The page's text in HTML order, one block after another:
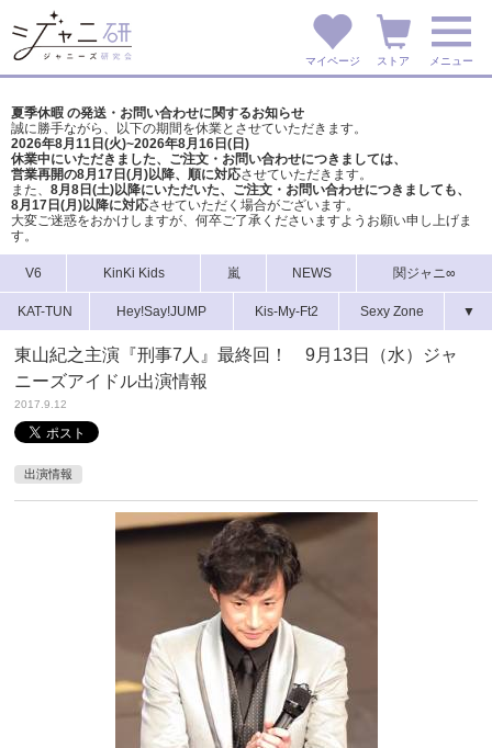
マイページ ストア メニュー
夏季休暇 の発送・お問い合わせに関するお知らせ
誠に勝手ながら、以下の期間を休業とさせていただきます。
2026年8月11日(火)~2026年8月16日(日)
休業中にいただきました、ご注文・お問い合わせにつきましては、
営業再開の8月17日(月)以降、順に対応させていただきます。
また、 8月8日(土)以降にいただいた、ご注文・ お問い合わせにつきましても、
8月17日(月)以降に対応させていただく場合がございます。
大変ご迷惑をおかけしますが、 何卒ご了承くださいますようお願い申し上げま
す。
V6 KinKi Kids 嵐 NEWS 関ジャニ∞
KAT-TUN Hey!Say!JUMP Kis-My-Ft2 Sexy Zone ▼
東山紀之主演『刑事7人』最終回！ 9月13日（水）ジャ
ニーズアイドル出演情報
2017.9.12
出演情報